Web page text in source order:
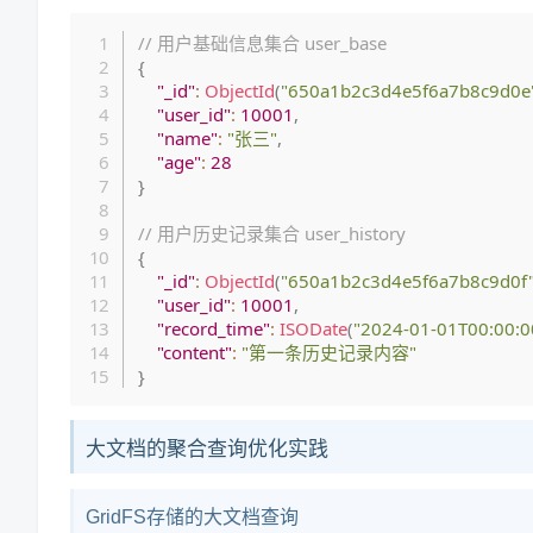
// 用户基础信息集合 user_base
{
"_id": ObjectId(
"user_id": 10001 ,
"name": "张三",
"age": 28
}
// 用户历史记录集合 user_history
{
"_id": ObjectId("650a1b2c3d4e5f6a7b8c9d0f"
"user_id": 10001 ,
"record_time": ISODate("2024-01-
"content": "第一条历史记录内容"
}
大文档的聚合查询优化实践
GridFS存储的大文档查询